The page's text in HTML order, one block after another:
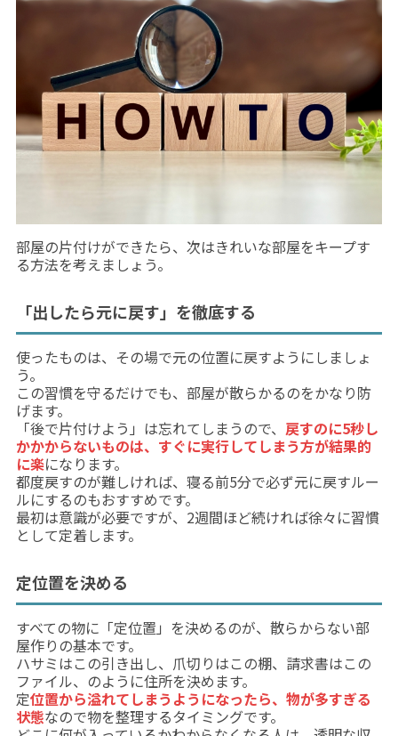
部屋の片付けができたら、次はきれいな部屋をキープす
る方法を考えましょう。
「出したら元に戻す」を徹底する
使ったものは、その場で元の位置に戻すようにしましょ
う。
この習慣を守るだけでも、部屋が散らかるのをかなり防
げます。
「後で片付けよう」は忘れてしまうので、 戻すのに5秒し
かかからないものは、すぐに実行してしまう方が結果的
に楽になります。
都度戻すのが難しければ、寝る前5分で必ず元に戻すルー
ルにするのもおすすめです。
最初は意識が必要ですが、2週間ほど続ければ徐々に習慣
として定着します。
定位置を決める
すべての物に「定位置」を決めるのが、散らからない部
屋作りの基本です。
ハサミはこの引き出し、爪切りはこの棚、請求書はこの
ファイル、のように住所を決めます。
定位置から溢れてしまうようになったら、物が多すぎる
状態なので物を整理するタイミングです。